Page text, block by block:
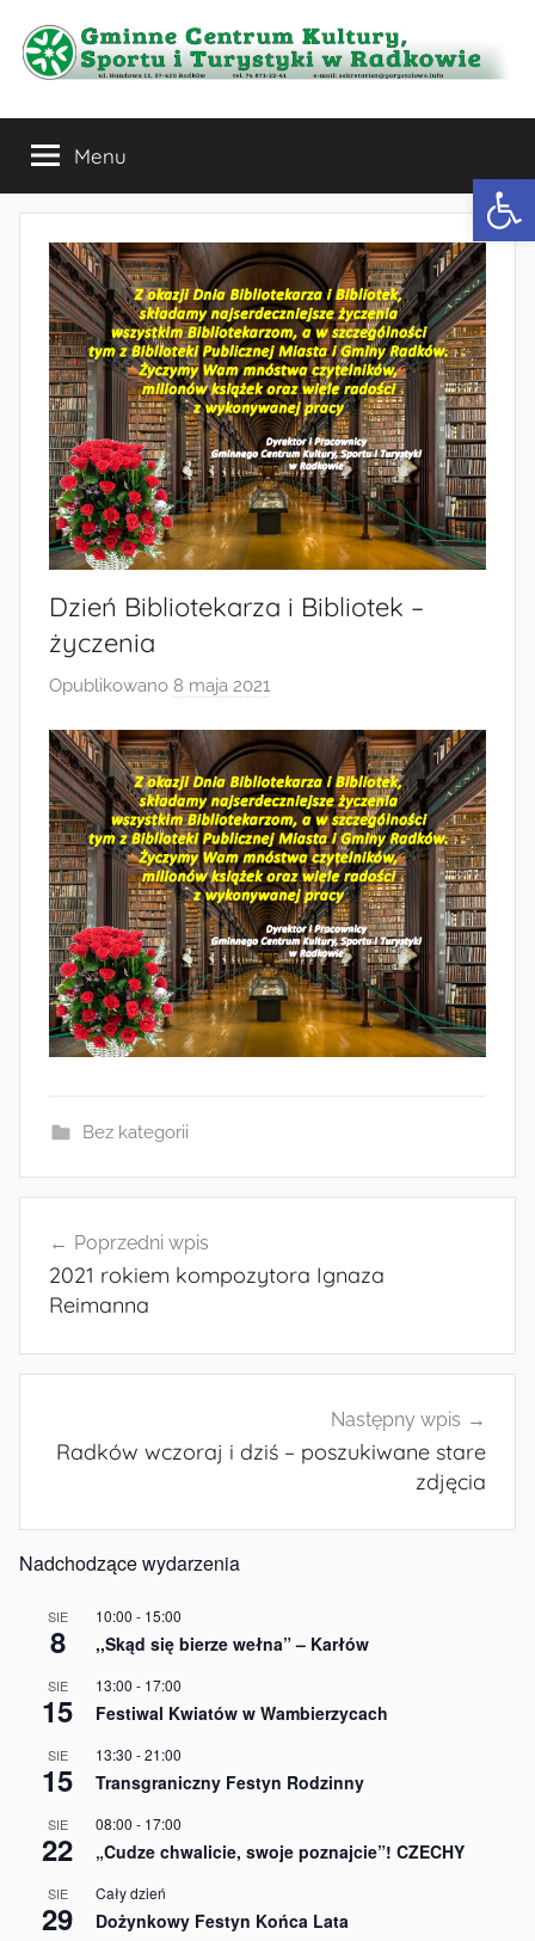
treści
Gminne
Centrum
Kultury,
Sportu
Turystyki
w
Radkowie
Menu
Dzień Bibliotekarza i Bibliotek –
życzenia
Opublikowano 8 maja 2021
z
e
z
a
d
m
i
n
Bez kategorii
wpisuPoprzedni wpis
2021 rokiem kompozytora Ignaza
Reimanna
Następny wpis
Radków wczoraj i dziś – poszukiwane stare
zdjęcia
Nadchodzące wydarzenia
SIE
8
10:00 - 15:00
,,Skąd się bierze wełna” – Karłów
SIE
15
13:00 - 17:00
Festiwal Kwiatów w Wambierzycach
SIE
15
13:30 -21:00
Transgraniczny Festyn Rodzinny
SIE
22
08:00 - 17:00
„Cudze chwalicie, swoje poznajcie”! CZECHY
SIE
29
Cały dzień
Dożynkowy Festyn Końca Lata